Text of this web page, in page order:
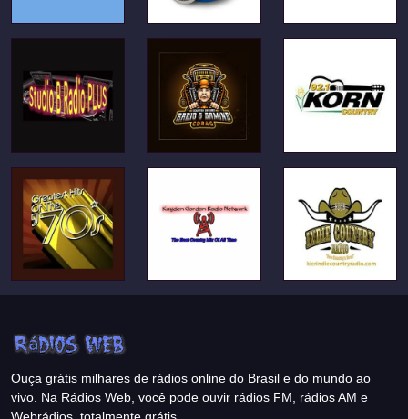
Ouça grátis milhares de rádios online do Brasil e do mundo ao
vivo. Na Rádios Web, você pode ouvir rádios FM, rádios AM e